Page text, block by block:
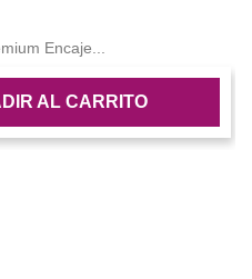
Encaje...
AL CARRITO